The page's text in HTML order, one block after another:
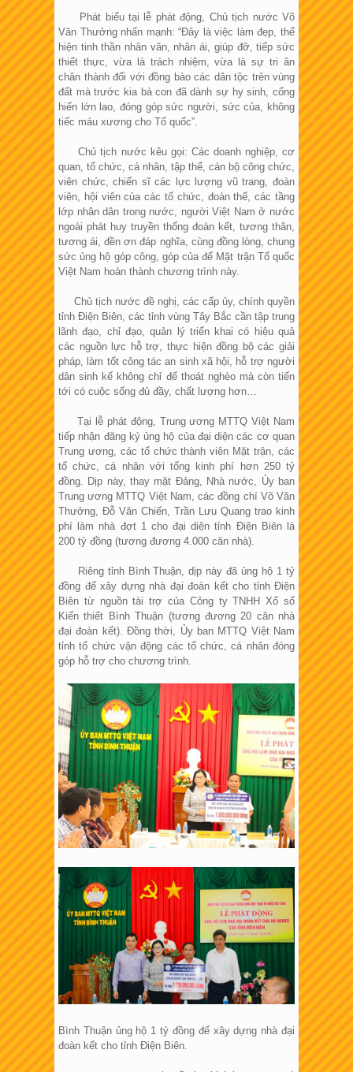
Phát biểu tại lễ phát động, Chủ tịch nước Võ
Văn Thưởng nhấn mạnh: “Đây là việc làm đẹp, thể
hiện tinh thần nhân văn, nhân ái, giúp đỡ, tiếp sức
thiết thực, vừa là trách nhiệm, vừa là sự tri ân
chân thành đối với đồng bào các dân tộc trên vùng
đất mà trước kia bà con đã dành sự hy sinh, cống
hiến lớn lao, đóng góp sức người, sức của, không
tiếc máu xương cho Tổ quốc”.
Chủ tịch nước kêu gọi: Các doanh nghiệp, cơ
quan, tổ chức, cá nhân, tập thể, cán bộ công chức,
viên chức, chiến sĩ các lực lượng vũ trang, đoàn
viên, hội viên của các tổ chức, đoàn thể, các tầng
lớp nhân dân trong nước, người Việt Nam ở nước
ngoài phát huy truyền thống đoàn kết, tương thân,
tương ái, đền ơn đáp nghĩa, cùng đồng lòng, chung
sức ủng hộ góp công, góp của để Mặt trận Tổ quốc
Việt Nam hoàn thành chương trình này.
Chủ tịch nước đề nghị, các cấp ủy, chính quyền
tỉnh Điện Biên, các tỉnh vùng Tây Bắc cần tập trung
lãnh đạo, chỉ đạo, quản lý triển khai có hiệu quả
các nguồn lực hỗ trợ, thực hiện đồng bộ các giải
pháp, làm tốt công tác an sinh xã hội, hỗ trợ người
dân sinh kế không chỉ để thoát nghèo mà còn tiến
tới có cuộc sống đủ đầy, chất lượng hơn…
Tại lễ phát động, Trung ương MTTQ Việt Nam
tiếp nhận đăng ký ủng hộ của đại diện các cơ quan
Trung ương, các tổ chức thành viên Mặt trận, các
tổ chức, cá nhân với tổng kinh phí hơn 250 tỷ
đồng. Dịp này, thay mặt Đảng, Nhà nước, Ủy ban
Trung ương MTTQ Việt Nam, các đồng chí Võ Văn
Thưởng, Đỗ Văn Chiến, Trần Lưu Quang trao kinh
phí làm nhà đợt 1 cho đại diện tỉnh Điện Biên là
200 tỷ đồng (tương đương 4.000 căn nhà).
Riêng tỉnh Bình Thuận, dịp này đã ủng hộ 1 tỷ
đồng để xây dựng nhà đại đoàn kết cho tỉnh Điện
Biên từ nguồn tài trợ của Công ty TNHH Xổ số
Kiến thiết Bình Thuận (tương đương 20 căn nhà
đại đoàn kết). Đồng thời, Ủy ban MTTQ Việt Nam
tỉnh tổ chức vận động các tổ chức, cá nhân đóng
góp hỗ trợ cho chương trình.
Bình Thuận ủng hộ 1 tỷ đồng để xây dựng nhà đại
đoàn kết cho tỉnh Điện Biên.